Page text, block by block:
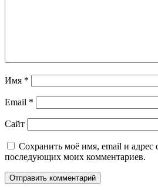
Имя *
Email *
Сайт
Сохранить моё имя, email и адрес
последующих моих комментариев.